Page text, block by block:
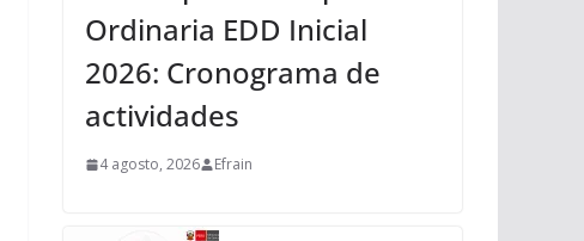
Ordinaria EDD Inicial
2026: Cronograma de
actividades
4 agosto, 2026 Efrain